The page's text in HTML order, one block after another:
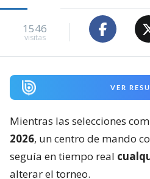
1546
visitas
VER
Mientras las selecciones
2026, un centro de mando
seguía en tiempo real
alterar el torneo.